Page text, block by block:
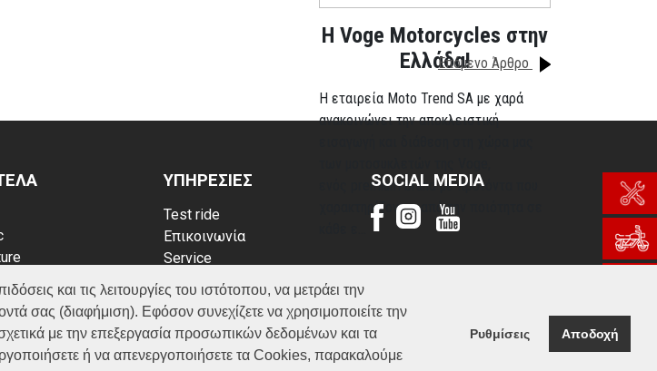
και τις λειτουργίες του ιστότοπου, να μετράει την
σας (διαφήμιση). Εφόσον συνεχίζετε να χρησιμοποιείτε την
με την επεξεργασία προσωπικών δεδομένων και τα
ή να απενεργοποιήσετε τα Cookies, παρακαλούμε
Ρυθμίσεις Αποδοχή
H Voge Motorcycles στην
Ελλάδα!
Η εταιρεία Moto Trend SA με χαρά
ανακοινώνει την αποκλειστική
ενός premium brand με προϊόντα που
χαρακτηρίζονται από την ποιότητα σε
Επόμενο Άρθρο
ΥΠΗΡΕΣΙΕΣ
Test ride
Επικοινωνία
Service
Κατάλογος
FAQ
SOCIAL MEDIA